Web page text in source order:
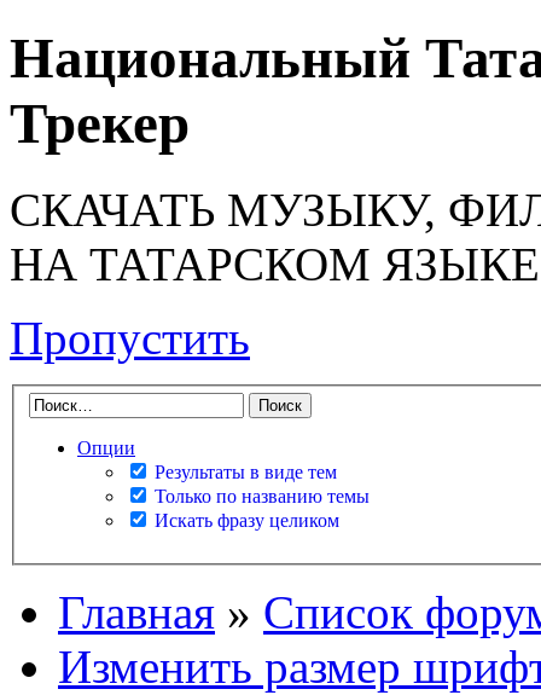
Национальный
Трекер
СКАЧАТЬ МУЗЫКУ,
НА ТАТАРСКОМ ЯЗЫКЕ
Пропустить
Опции
Результаты в виде тем
Только по названию темы
Искать фразу целиком
Главная » Список
Изменить размер